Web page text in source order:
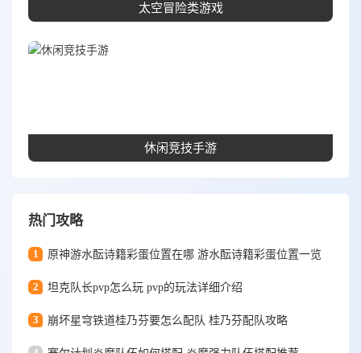
太空冒险类游戏
休闲竞技手游
热门攻略
1 原神游水酝诗籍彩蛋位置在哪 游水酝诗籍彩蛋位置一览
2 坦克队长pvp怎么玩 pvp的玩法详细介绍
3 崩坏星穹铁道桂乃芬要怎么配队 桂乃芬配队攻略